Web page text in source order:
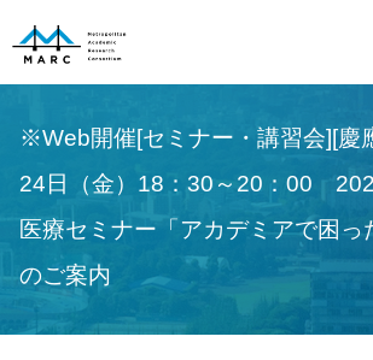
Post
Previous
※Web開催[セミナー・講習会][慶
24日（金）18：30～20：00
医療セミナー「アカデミアで困っ
のご案内